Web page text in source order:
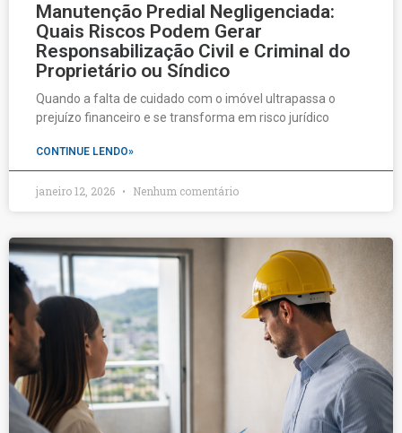
Manutenção Predial Negligenciada:
Quais Riscos Podem Gerar
Responsabilização Civil e Criminal do
Proprietário ou Síndico
Quando a falta de cuidado com o imóvel ultrapassa o
prejuízo financeiro e se transforma em risco jurídico
CONTINUE LENDO»
janeiro 12, 2026 Nenhum comentário